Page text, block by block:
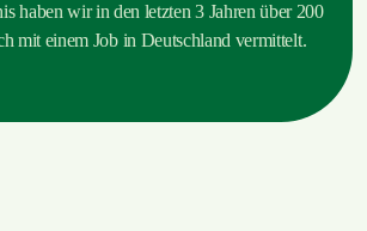
haben wir in den letzten 3 Jahren über 200
mit einem Job in Deutschland vermittelt.